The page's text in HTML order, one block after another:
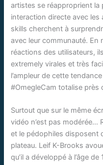
artistes se réapproprient
interaction directe avec
skills cherchent à
avec leur communauté. En
réactions des utilisateurs,
extremely virales et très
l’ampleur de cette
#OmegleCam totalise près
Surtout que sur le même
vidéo n’est pas modérée…
et le pédophiles disposent
plateau. Leif K-Brooks
qu’il a développé à l’âge